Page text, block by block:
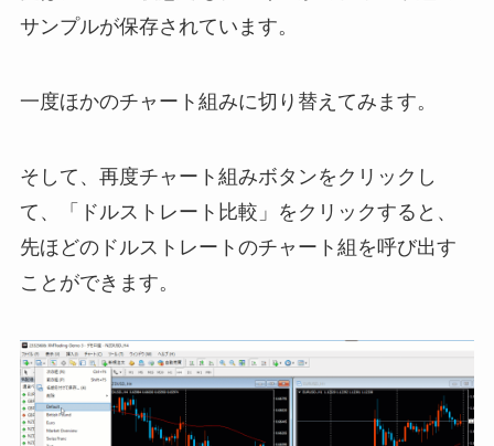
サンプルが保存されています。
一度ほかのチャート組みに切り替えてみます。
そして、再度チャート組みボタンをクリックし
て、「ドルストレート比較」をクリックすると、
先ほどのドルストレートのチャート組を呼び出す
ことができます。